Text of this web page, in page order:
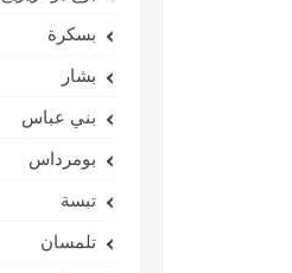
بسكرة
بشار
بني عباس
بومرداس
تبسة
تلمسان